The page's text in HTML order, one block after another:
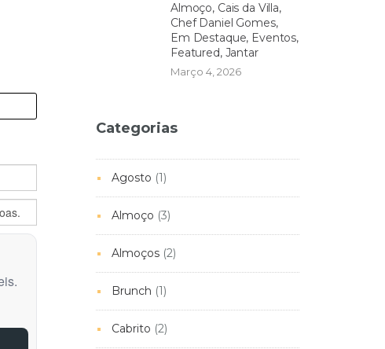
Almoço, Cais da Villa,
Chef Daniel Gomes,
Em Destaque, Eventos,
Featured, Jantar
Março 4, 2026
Categorias
Agosto (1)
Almoço (3)
Almoços(2)
Brunch (1)
Cabrito (2)